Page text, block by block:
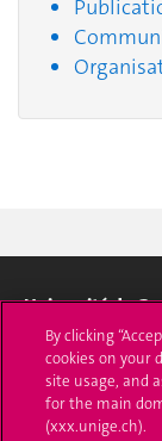
Université de
24 rue du
1211 Genève 4
T. +41 (0)22 379 71 11
F. +41 (0)22 379 11 34
By clicking
cookies on your
site usage, and
for the main
(xxx.unige.ch).